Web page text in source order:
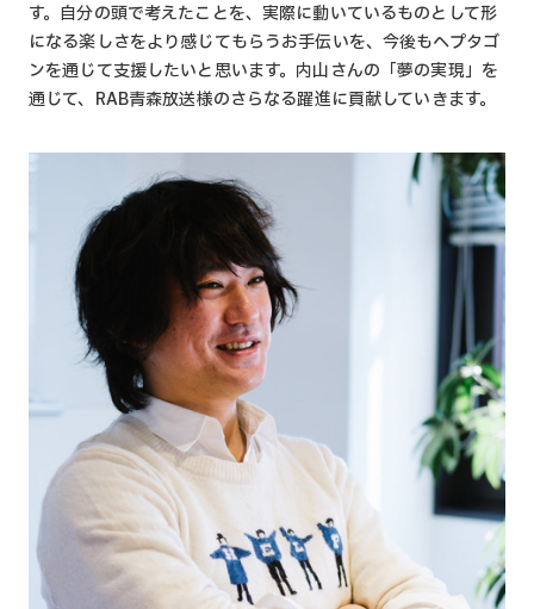
す。自分の頭で考えたことを、実際に動いているものとして形
になる楽しさをより感じてもらうお手伝いを、今後もヘプタゴ
ンを通じて支援したいと思います。内山さんの「夢の実現」を
通じて、RAB青森放送様のさらなる躍進に貢献していきます。